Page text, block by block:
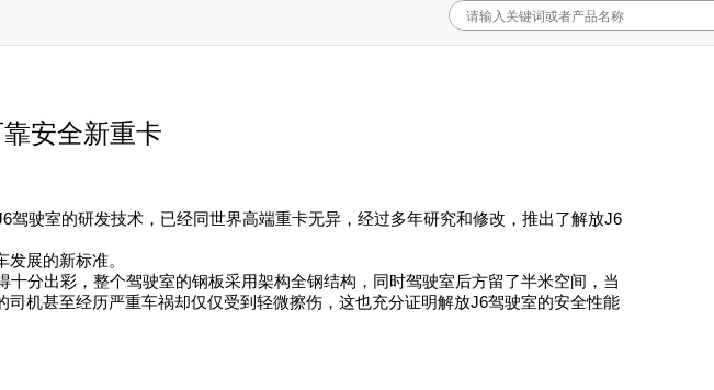
安全新重卡
驶室的研发技术，已经同世界高端重卡无异，经过多年研究和修改，推出了解放J6
展的新标准。
分出彩，整个驾驶室的钢板采用架构全钢结构，同时驾驶室后方留了半米空间，当
机甚至经历严重车祸却仅仅受到轻微擦伤，这也充分证明解放J6驾驶室的安全性能